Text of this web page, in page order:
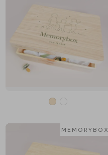
MEMORYBOX